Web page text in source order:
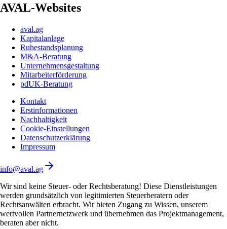
AVAL-Websites
aval.ag
Kapitalanlage
Ruhestandsplanung
M&A-Beratung
Unternehmensgestaltung
Mitarbeiterförderung
pdUK-Beratung
Kontakt
Erstinformationen
Nachhaltigkeit
Cookie-Einstellungen
Datenschutzerklärung
Impressum
info@aval.ag
Wir sind keine Steuer- oder Rechtsberatung! Diese Dienstleistungen
werden grundsätzlich von legitimierten Steuerberatern oder
Rechtsanwälten erbracht. Wir bieten Zugang zu Wissen, unserem
wertvollen Partnernetzwerk und übernehmen das Projektmanagement,
beraten aber nicht.